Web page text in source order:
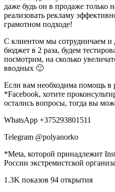
даже будь он в продаже только
реализовать рекламу
грамотном подходе!
С клиентом мы сотрудничаем и
бюджет в 2 раза, будем
посмотрим, на сколько
вводных 🙂
Если вам необходима помощь в
*Facebook, хотите
остались вопросы, тогда вы
WhatsApp +375293801511
Telegram @polyanorko
*Meta, которой принадлежит
России экстремистской
1.3K показов 94 открытия